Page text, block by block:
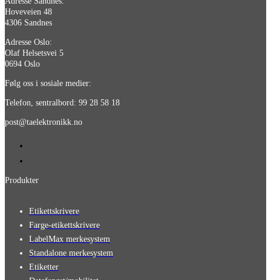
Hoveveien 48
4306 Sandnes
Adresse Oslo:
Olaf Helsetsvei 5
0694 Oslo
Følg oss i sosiale medier:
Telefon, sentralbord: 99 28 58 18
post@taelektronikk.no
Produkter
Etikettskrivere
Farge-etikettskrivere
LabelMax merkesystem
Standalone merkesystem
Etiketter